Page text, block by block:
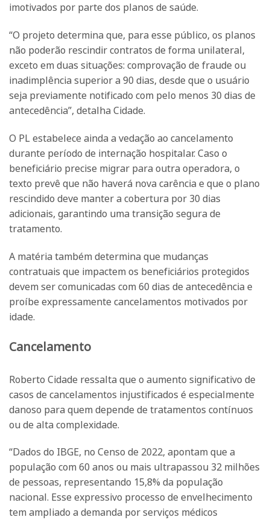
imotivados por parte dos planos de saúde.
“O projeto determina que, para esse público, os planos
não poderão rescindir contratos de forma unilateral,
exceto em duas situações: comprovação de fraude ou
inadimplência superior a 90 dias, desde que o usuário
seja previamente notificado com pelo menos 30 dias de
antecedência”, detalha Cidade.
O PL estabelece ainda a vedação ao cancelamento
durante período de internação hospitalar. Caso o
beneficiário precise migrar para outra operadora, o
texto prevê que não haverá nova carência e que o plano
rescindido deve manter a cobertura por 30 dias
adicionais, garantindo uma transição segura de
tratamento.
A matéria também determina que mudanças
contratuais que impactem os beneficiários protegidos
devem ser comunicadas com 60 dias de antecedência e
proíbe expressamente cancelamentos motivados por
idade.
Cancelamento
Roberto Cidade ressalta que o aumento significativo de
casos de cancelamentos injustificados é especialmente
danoso para quem depende de tratamentos contínuos
ou de alta complexidade.
“Dados do IBGE, no Censo de 2022, apontam que a
população com 60 anos ou mais ultrapassou 32 milhões
de pessoas, representando 15,8% da população
nacional. Esse expressivo processo de envelhecimento
tem ampliado a demanda por serviços médicos